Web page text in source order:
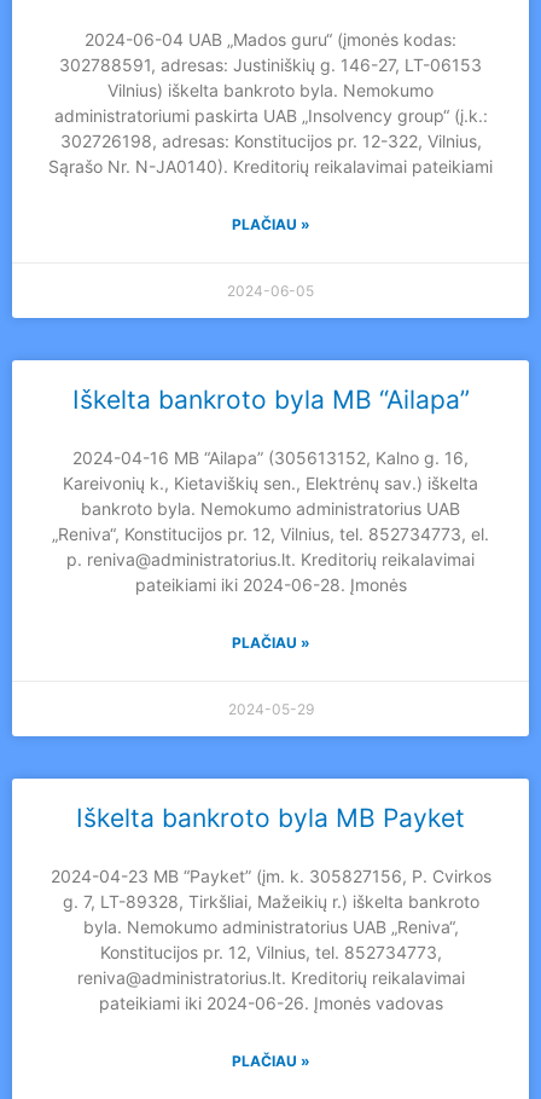
2024-06-04 UAB „Mados guru“ (įmonės kodas:
302788591, adresas: Justiniškių g. 146-27, LT-06153
Vilnius) iškelta bankroto byla. Nemokumo
administratoriumi paskirta UAB „Insolvency group“ (į.k.:
302726198, adresas: Konstitucijos pr. 12-322, Vilnius,
Sąrašo Nr. N-JA0140). Kreditorių reikalavimai pateikiami
PLAČIAU »
2024-06-05
Iškelta bankroto byla MB “Ailapa”
2024-04-16 MB “Ailapa” (305613152, Kalno g. 16,
Kareivonių k., Kietaviškių sen., Elektrėnų sav.) iškelta
bankroto byla. Nemokumo administratorius UAB
„Reniva“, Konstitucijos pr. 12, Vilnius, tel. 852734773, el.
p. reniva@administratorius.lt. Kreditorių reikalavimai
pateikiami iki 2024-06-28. Įmonės
PLAČIAU »
2024-05-29
Iškelta bankroto byla MB Payket
2024-04-23 MB “Payket” (įm. k. 305827156, P. Cvirkos
g. 7, LT-89328, Tirkšliai, Mažeikių r.) iškelta bankroto
byla. Nemokumo administratorius UAB „Reniva“,
Konstitucijos pr. 12, Vilnius, tel. 852734773,
reniva@administratorius.lt. Kreditorių reikalavimai
pateikiami iki 2024-06-26. Įmonės vadovas
PLAČIAU »